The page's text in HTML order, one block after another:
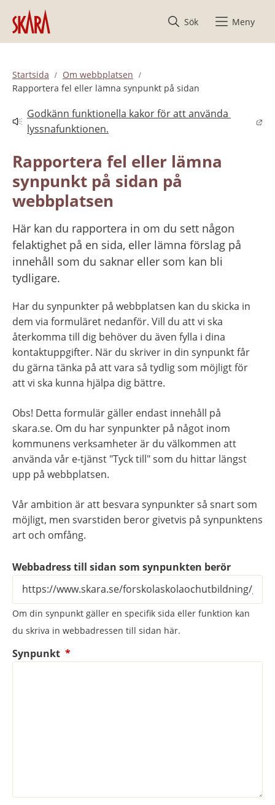
Hoppa till innehåll
Sök
Meny
Startsida
Om webbplatsen
Rapportera fel eller lämna synpunkt på sidan
Godkänn funktionella kakor för att använda
lyssnafunktionen.
Länk till annan webbplats.
Rapportera fel eller lämna
synpunkt på sidan på
webbplatsen
Här kan du rapportera in om du sett någon
felaktighet på en sida, eller lämna förslag på
innehåll som du saknar eller som kan bli
tydligare.
Har du synpunkter på webbplatsen kan du skicka in
dem via formuläret nedanför. Vill du att vi ska
återkomma till dig behöver du även fylla i dina
kontaktuppgifter. När du skriver in din synpunkt får
du gärna tänka på att vara så tydlig som möjligt för
att vi ska kunna hjälpa dig bättre.
Obs! Detta formulär gäller endast innehåll på
skara.se. Om du har synpunkter på något inom
kommunens verksamheter är du välkommen att
använda vår e-tjänst "Tyck till" som du hittar längst
upp på webbplatsen.
Vår ambition är att besvara synpunkter så snart som
möjligt, men svarstiden beror givetvis på synpunktens
art och omfång.
Webbadress till sidan som synpunkten berör
Om din synpunkt gäller en specifik sida eller funktion kan
du skriva in webbadressen till sidan här.
Synpunkt *(obligatorisk)